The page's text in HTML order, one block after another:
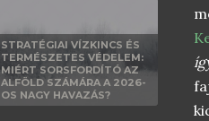
STRATÉGIAI VÍZKINCS ÉS
TERMÉSZETES VÉDELEM:
MIÉRT SORSFORDÍTÓ AZ
ALFÖLD SZÁMÁRA A 2026-
OS NAGY HAVAZÁS?